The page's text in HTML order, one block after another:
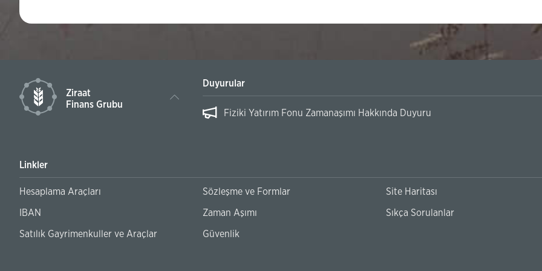
Ziraat
Finans Grubu
Duyurular
Hakkında Duyuru Banka Hesaplarının 3. Kişilere Kullandırılmaması Hakkında Duyuru
Linkler
Hesaplama Araçları Sözleşme ve Formlar Site Haritası
IBAN Zaman Aşımı Sıkça Sorulanlar
Satılık Gayrimenkuller ve Araçlar Güvenlik